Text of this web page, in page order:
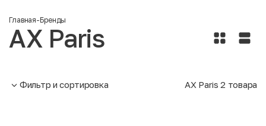
Главная-Бренды
AX Paris
Фильтр и сортировка AX Paris2 товара